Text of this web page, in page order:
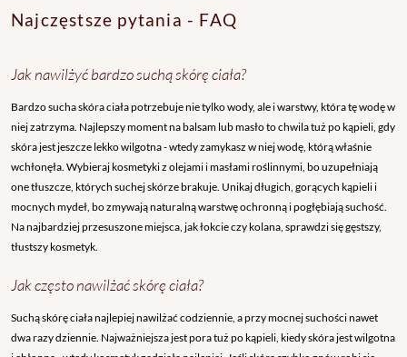
Najczęstsze pytania - FAQ
Jak nawilżyć bardzo suchą skórę ciała?
Bardzo sucha skóra ciała potrzebuje nie tylko wody, ale i warstwy, która tę wodę w
niej zatrzyma. Najlepszy moment na balsam lub masło to chwila tuż po kąpieli, gdy
skóra jest jeszcze lekko wilgotna - wtedy zamykasz w niej wodę, którą właśnie
wchłonęła. Wybieraj kosmetyki z olejami i masłami roślinnymi, bo uzupełniają
one tłuszcze, których suchej skórze brakuje. Unikaj długich, gorących kąpieli i
mocnych mydeł, bo zmywają naturalną warstwę ochronną i pogłębiają suchość.
Na najbardziej przesuszone miejsca, jak łokcie czy kolana, sprawdzi się gęstszy,
tłustszy kosmetyk.
Jak często nawilżać skórę ciała?
Suchą skórę ciała najlepiej nawilżać codziennie, a przy mocnej suchości nawet
dwa razy dziennie. Najważniejsza jest pora tuż po kąpieli, kiedy skóra jest wilgotna